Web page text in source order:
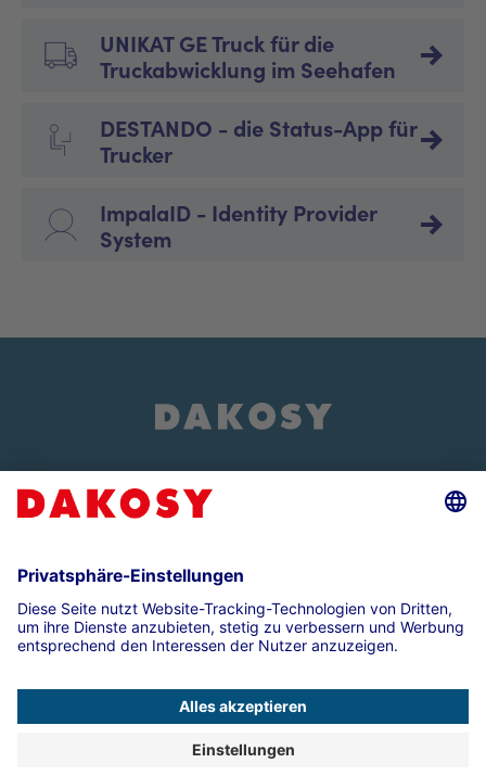
UNIKAT GE Truck für die
Truckabwicklung im Seehafen
DESTANDO - die Status-App für
Trucker
ImpalaID - Identity Provider
System
Events und Veranstaltungen
Kontakt Presse Cookie-Einstellungen